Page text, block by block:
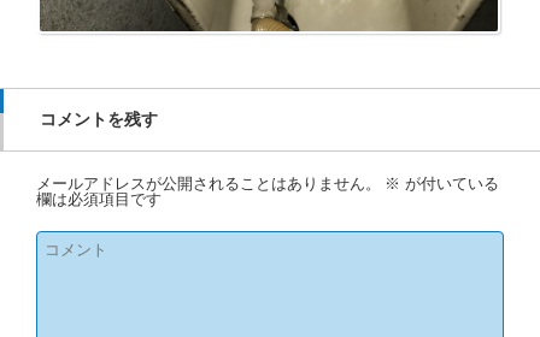
コメントを残す
メールアドレスが公開されることはありません。 ※ が付いている
欄は必須項目です